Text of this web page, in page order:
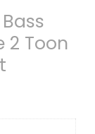
Bass
2 Toon